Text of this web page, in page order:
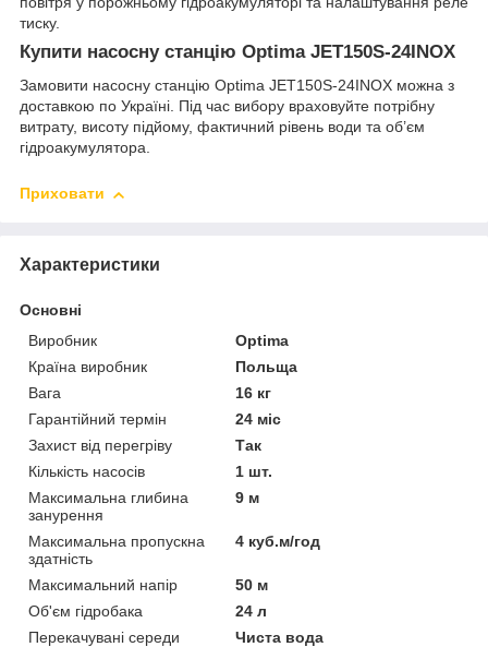
тиску.
Купити насосну станцію Optima JET150S-24INOX
Замовити насосну станцію Optima JET150S-24INOX можна з
доставкою по Україні. Під час вибору враховуйте потрібну
витрату, висоту підйому, фактичний рівень води та об’єм
гідроакумулятора.
Приховати
Характеристики
Основні
Виробник
Optima
Країна виробник
Польща
Вага
16 кг
Гарантійний термін
24 міс
Захист від перегріву
Так
Кількість насосів
1 шт.
Максимальна глибина
занурення
9 м
Максимальна пропускна
здатність
4 куб.м/год
Максимальний напір
50 м
Об'єм гідробака
24 л
Перекачувані середи
Чиста вода